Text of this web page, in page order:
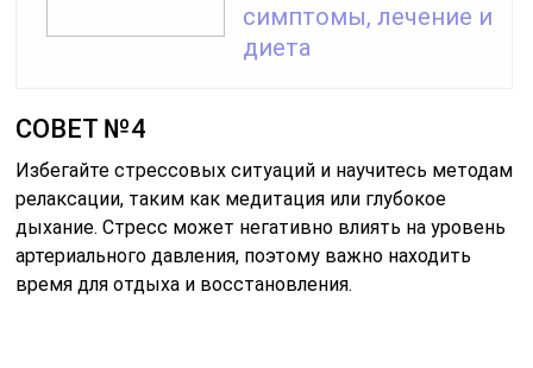
симптомы, лечение и
диета
СОВЕТ №4
Избегайте стрессовых ситуаций и научитесь методам
релаксации, таким как медитация или глубокое
дыхание. Стресс может негативно влиять на уровень
артериального давления, поэтому важно находить
время для отдыха и восстановления.